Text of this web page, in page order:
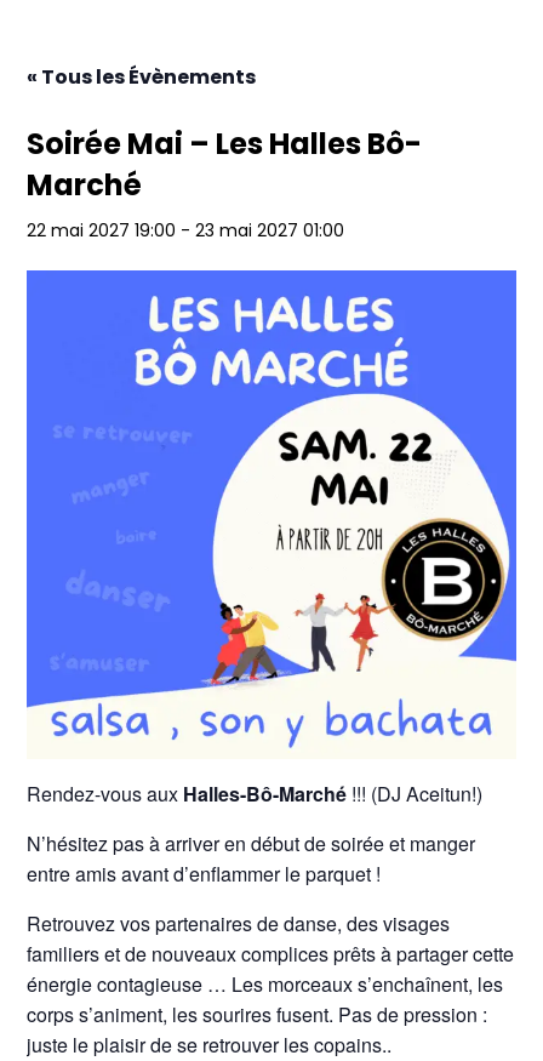
« Tous les Évènements
Soirée Mai – Les Halles Bô-
Marché
22 mai 2027 19:00 -23 mai 2027 01:00
Rendez-vous aux Halles-Bô-Marché !!! (DJ Aceitun!)
N’hésitez pas à arriver en début de soirée et manger
entre amis avant d’enflammer le parquet !
Retrouvez vos partenaires de danse, des visages
familiers et de nouveaux complices prêts à partager cette
énergie contagieuse … Les morceaux s’enchaînent, les
corps s’animent, les sourires fusent. Pas de pression :
juste le plaisir de se retrouver les copains..